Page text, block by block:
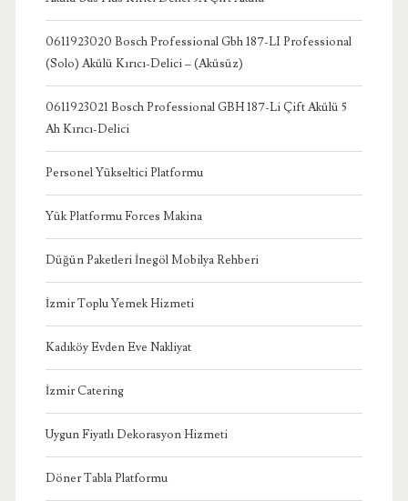
0611923020 Bosch Professional Gbh 187-LI Professional
(Solo) Akülü Kırıcı-Delici – (Aküsüz)
0611923021 Bosch Professional GBH 187-Li Çift Akülü 5
Ah Kırıcı-Delici
Personel Yükseltici Platformu
Yük Platformu Forces Makina
Düğün Paketleri İnegöl Mobilya Rehberi
İzmir Toplu Yemek Hizmeti
Kadıköy Evden Eve Nakliyat
İzmir Catering
Uygun Fiyatlı Dekorasyon Hizmeti
Döner Tabla Platformu